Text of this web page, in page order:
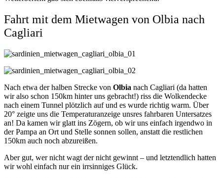
Fahrt mit dem Mietwagen von Olbia nach
Cagliari
Nach etwa der halben Strecke von Olbia nach Cagliari (da hatten
wir also schon 150km hinter uns gebracht!) riss die Wolkendecke
nach einem Tunnel plötzlich auf und es wurde richtig warm. Über
20° zeigte uns die Temperaturanzeige unsres fahrbaren Untersatzes
an! Da kamen wir glatt ins Zögern, ob wir uns einfach irgendwo in
der Pampa an Ort und Stelle sonnen sollen, anstatt die restlichen
150km auch noch abzureißen.
Aber gut, wer nicht wagt der nicht gewinnt – und letztendlich hatten
wir wohl einfach nur ein irrsinniges Glück.